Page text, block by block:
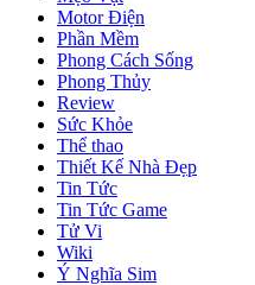
Motor Điện
Phần Mềm
Phong Cách Sống
Phong Thủy
Review
Sức Khỏe
Thể thao
Thiết Kế Nhà Đẹp
Tin Tức
Tin Tức Game
Tử Vi
Wiki
Ý Nghĩa Sim